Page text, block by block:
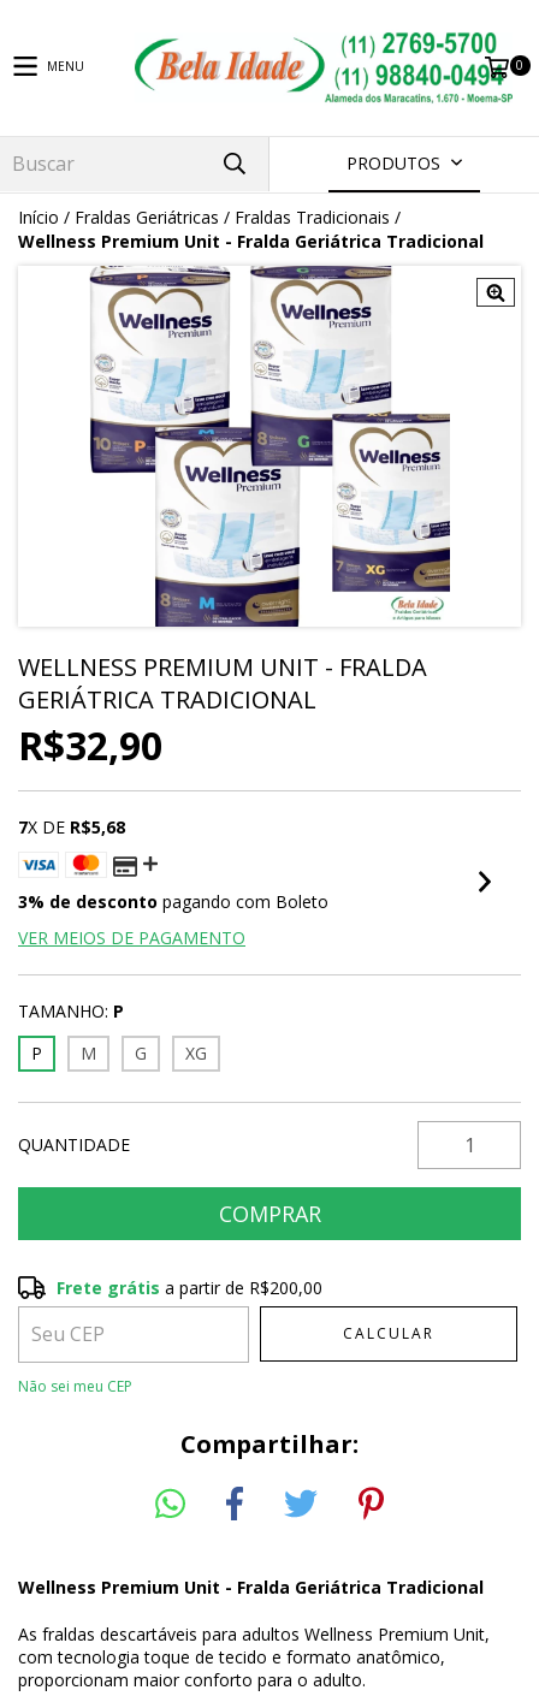
MENU 0
PRODUTOS
Início / Fraldas Geriátricas / Fraldas Tradicionais /
Wellness Premium Unit - Fralda Geriátrica Tradicional
WELLNESS PREMIUM UNIT - FRALDA
GERIÁTRICA TRADICIONAL
R$32,90
7X DE R$5,68
3% de desconto pagando com Boleto
VER MEIOS DE PAGAMENTO
TAMANHO: P
P
M G XG
QUANTIDADE
Frete grátis R$200,00
Entregas para o CEP:
Frete grátis a partir de R$200,00
CALCULAR
Não sei meu CEP
Compartilhar:
Wellness Premium Unit - Fralda Geriátrica Tradicional
As fraldas descartáveis para adultos Wellness Premium Unit,
com tecnologia toque de tecido e formato anatômico,
proporcionam maior conforto para o adulto.